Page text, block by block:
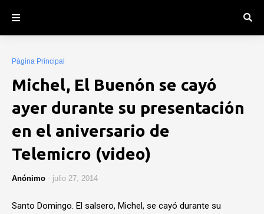
Página Principal
Michel, El Buenón se cayó
ayer durante su presentación
en el aniversario de
Telemicro (video)
Anónimo - julio 27, 2014
Santo Domingo. El salsero, Michel, se cayó durante su